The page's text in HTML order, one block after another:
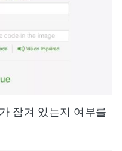
잠겨 있는지 여부를